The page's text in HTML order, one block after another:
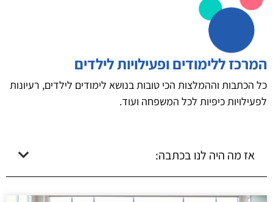
המרכז ללימודים ופעילויות לילדים
כל הכתבות וההמלצות הכי טובות בנושא לימודים לילדים, רעיונות
לפעילויות כיפיות לכל המשפחה ועוד.
אז מה היה לנו בכתבה: